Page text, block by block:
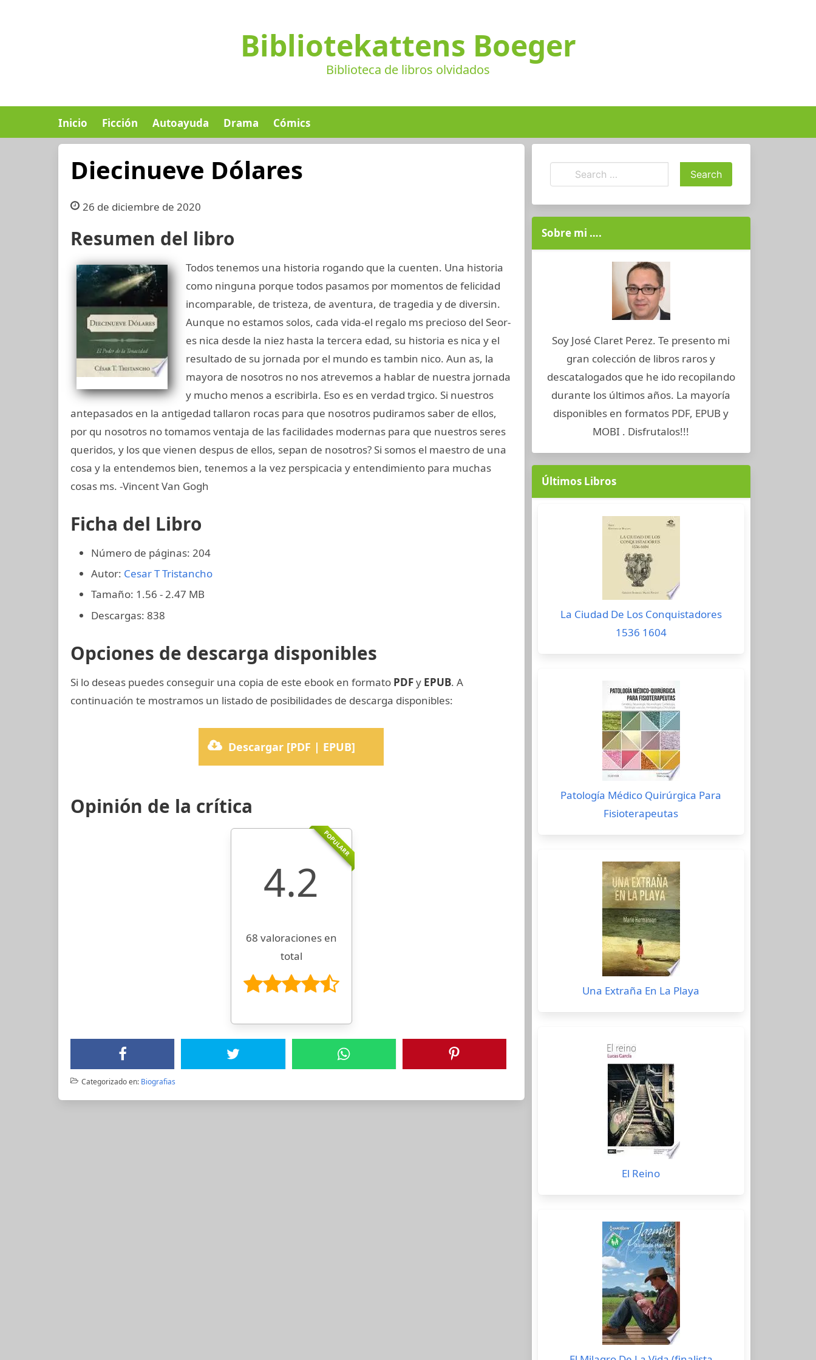
Bibliotekattens Boeger
Biblioteca de libros olvidados
Inicio Ficción Autoayuda Drama Cómics
Diecinueve Dólares
26 de diciembre de 2020
Resumen del libro
Todos tenemos una historia rogando que la cuenten. Una historia
como ninguna porque todos pasamos por momentos de felicidad
incomparable, de tristeza, de aventura, de tragedia y de diversin.
Aunque no estamos solos, cada vida-el regalo ms precioso del Seor-
es nica desde la niez hasta la tercera edad, su historia es nica y el
resultado de su jornada por el mundo es tambin nico. Aun as, la
mayora de nosotros no nos atrevemos a hablar de nuestra jornada
y mucho menos a escribirla. Eso es en verdad trgico. Si nuestros
antepasados en la antigedad tallaron rocas para que nosotros pudiramos saber de ellos,
por qu nosotros no tomamos ventaja de las facilidades modernas para que nuestros seres
queridos, y los que vienen despus de ellos, sepan de nosotros? Si somos el maestro de una
cosa y la entendemos bien, tenemos a la vez perspicacia y entendimiento para muchas
cosas ms. -Vincent Van Gogh
Ficha del Libro
Número de páginas: 204
Autor: Cesar T Tristancho
Tamaño: 1.56 - 2.47 MB
Descargas: 838
Opciones de descarga disponibles
Si lo deseas puedes conseguir una copia de este ebook en formato PDFy EPUB. A
continuación te mostramos un listado de posibilidades de descarga disponibles:
Descargar [PDF | EPUB]
Opinión de la crítica
POPULARR
4.2
68 valoraciones en
total
Categorizado en: Biografias
Sobre mi ….
Soy José Claret Perez. Te presento mi
gran colección de libros raros y
descatalogados que he ido recopilando
durante los últimos años. La mayoría
disponibles en formatos PDF, EPUB y
MOBI . Disfrutalos!!!
Últimos Libros
La Ciudad De Los Conquistadores
1536 1604
Patología Médico Quirúrgica Para
Fisioterapeutas
Una Extraña En La Playa
El Reino